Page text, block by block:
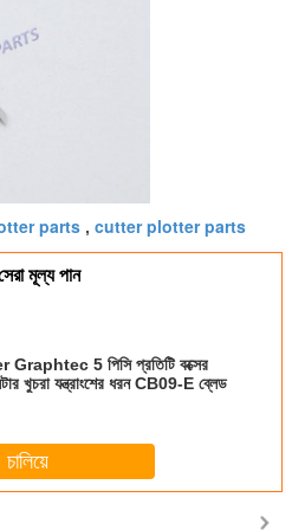
parts , cutter plotter parts
মূল্য পান
5 পিসি প্রতিটি বক্সের
খুচরা যন্ত্রাংশের ধরন CB09-E ব্লেড
চালিয়ে